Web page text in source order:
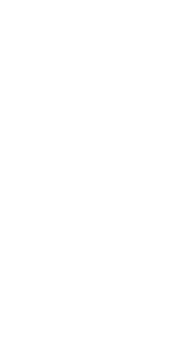
Mobilität